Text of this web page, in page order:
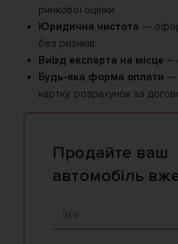
ринкової оцінки.
Юридична чистота —
без ризиків.
Виїзд експерта на місце –
Будь-яка форма оплати —
картку, розрахунок за
Продайте ваш
автомобіль